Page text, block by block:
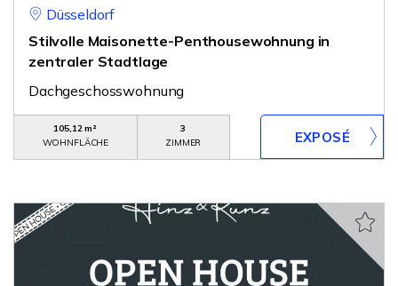
Düsseldorf
Stilvolle Maisonette-Penthousewohnung in
zentraler Stadtlage
Dachgeschosswohnung
105,12 m²
WOHNFLÄCHE
3
ZIMMER